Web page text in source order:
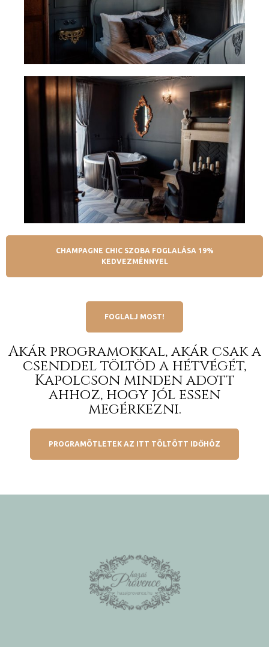
CHAMPAGNE CHIC SZOBA FOGLALÁSA 19%
KEDVEZMÉNNYEL
FOGLALJ MOST!
Akár programokkal, akár csak a
csenddel töltöd a hétvégét,
Kapolcson minden adott
ahhoz, hogy jól essen
megérkezni.
PROGRAMÖTLETEK AZ ITT TÖLTÖTT IDŐHÖZ